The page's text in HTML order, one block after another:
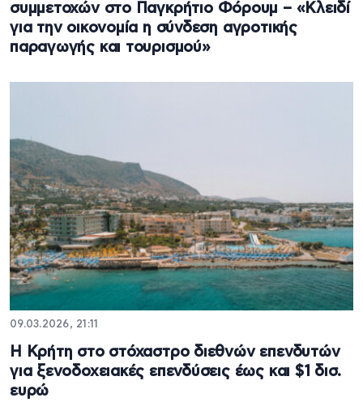
συμμετοχών στο Παγκρήτιο Φόρουμ – «Κλειδί
για την οικονομία η σύνδεση αγροτικής
παραγωγής και τουρισμού»
09.03.2026, 21:11
Η Κρήτη στο στόχαστρο διεθνών επενδυτών
για ξενοδοχειακές επενδύσεις έως και $1 δισ.
ευρώ